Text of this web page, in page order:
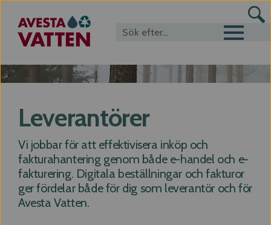
Toggle
Leverantörer
Vi jobbar för att effektivisera inköp och
fakturahantering genom både e-handel och e-
fakturering. Digitala beställningar och fakturor
ger fördelar både för dig som leverantör och för
Avesta Vatten.